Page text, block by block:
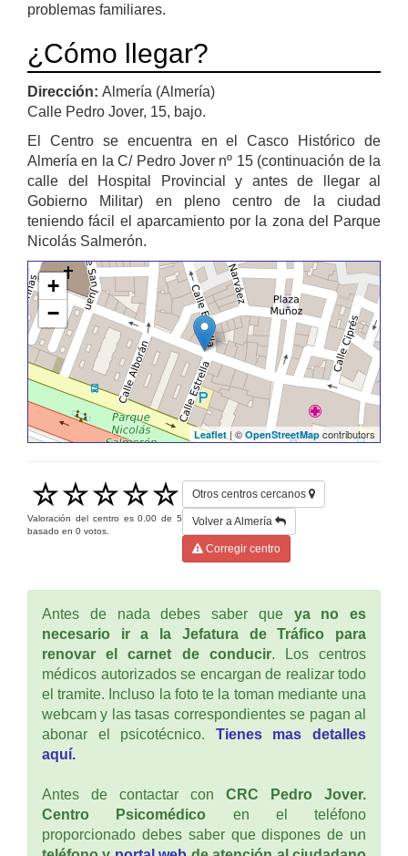
problemas familiares.
¿Cómo llegar?
Dirección: Almería (Almería)
Calle Pedro Jover, 15, bajo.
El Centro se encuentra en el Casco Histórico de
Almería en la C/ Pedro Jover nº 15 (continuación de la
calle del Hospital Provincial y antes de llegar al
Gobierno Militar) en pleno centro de la ciudad
teniendo fácil el aparcamiento por la zona del Parque
Nicolás Salmerón.
+
−
Leaflet | © OpenStreetMap contributors
Valoración del centro es0.00 de5
basado en 0 votos.
Otros centros cercanos
Volver a Almería
Corregir centro
Antes de nada debes saber que ya no es
necesario ir a la Jefatura de Tráfico para
renovar el carnet de conducir. Los centros
médicos autorizados se encargan de realizar todo
el tramite. Incluso la foto te la toman mediante una
webcam y las tasas correspondientes se pagan al
abonar el psicotécnico. Tienes mas detalles
aquí.
Antes de contactar con CRC Pedro Jover.
Centro Psicomédico en el teléfono
proporcionado debes saber que dispones de un